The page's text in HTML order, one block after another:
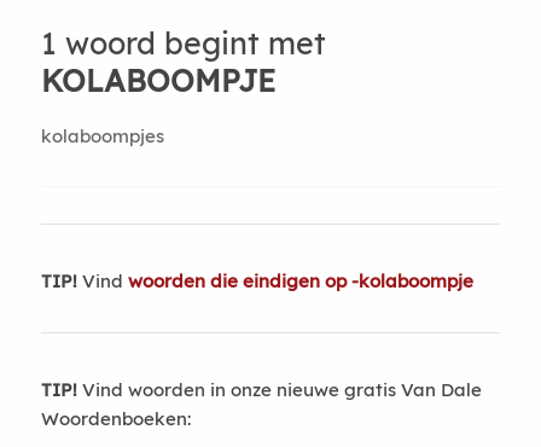
1 woord begint met
KOLABOOMPJE
kolaboompjes
TIP!Vind woorden die eindigen op -kolaboompje
TIP!Vind woorden in onze nieuwe gratis Van Dale
Woordenboeken: